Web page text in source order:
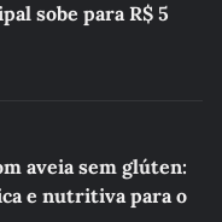
sobe para R$ 5
aveia sem glúten:
e nutritiva para o